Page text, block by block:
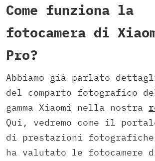
Come funziona la
fotocamera di
Pro?
Abbiamo già parlato
del comparto fotografico
gamma Xiaomi nella nostra
Qui, vedremo come il
di prestazioni
ha valutato le fotocamere